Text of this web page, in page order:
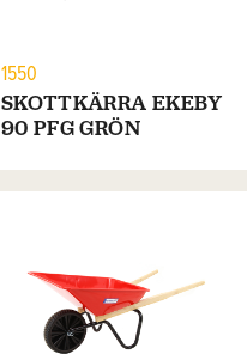
1550
SKOTTKÄRRA EKEBY
90 PFG GRÖN